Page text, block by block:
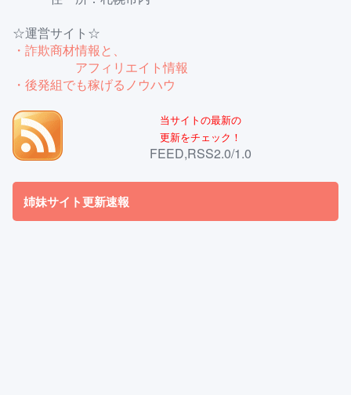
☆運営サイト☆
・詐欺商材情報と、
アフィリエイト情報
・後発組でも稼げるノウハウ
当サイトの最新の
更新をチェック！
FEED,RSS2.0/1.0
姉妹サイト更新速報